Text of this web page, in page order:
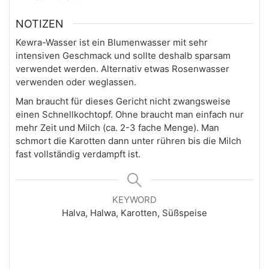
NOTIZEN
Kewra-Wasser ist ein Blumenwasser mit sehr
intensiven Geschmack und sollte deshalb sparsam
verwendet werden. Alternativ etwas Rosenwasser
verwenden oder weglassen.
Man braucht für dieses Gericht nicht zwangsweise
einen Schnellkochtopf. Ohne braucht man einfach nur
mehr Zeit und Milch (ca. 2-3 fache Menge). Man
schmort die Karotten dann unter rühren bis die Milch
fast vollständig verdampft ist.
KEYWORD
Halva, Halwa, Karotten, Süßspeise